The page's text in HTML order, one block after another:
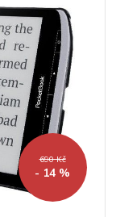
690 Kč
- 14 %